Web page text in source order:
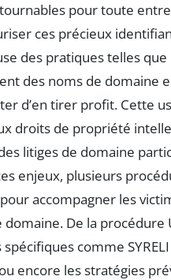
pour toute
ces précieux
des pratiques telles
des noms de domaine
d’en tirer profit. Cette
droits de propriété
litiges de domaine
enjeux, plusieurs
accompagner les
De la procédure
comme SYRELI
encore les stratégies